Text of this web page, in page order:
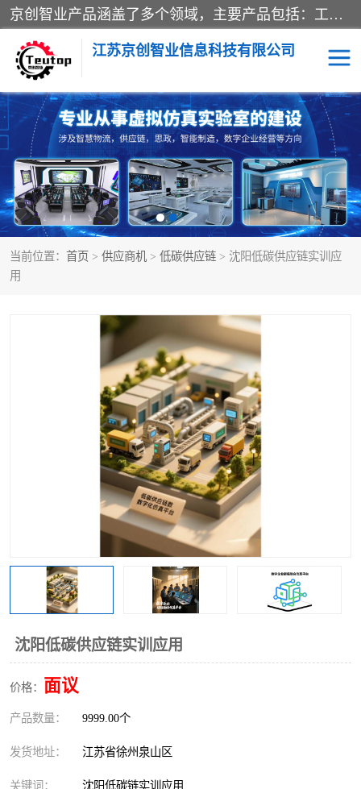
京创智业产品涵盖了多个领域，主要产品包括：工业4.0生产线解决方案，智慧物流综合实训室，教学设备与实验室建设，虚拟仿真实验室等。公司将秉持“创新、执着、诚信、共赢”的理念，以“将服务当作使命”为核心价值观，致力于为客户创造价值，与客户、合作伙伴和员工共同成长。
江苏京创智业信息科技有限公司
当前位置： 首页 > 供应商机 > 低碳供应链 > 沈阳低碳供应链实训应
用
沈阳低碳供应链实训应用
价格： 面议
产品数量： 9999.00个
发货地址： 江苏省徐州泉山区
关键词： 沈阳低碳链实训应用
VR物流实训 低碳供应链
生产系统仿真 冷链物流
供应链管理 思政
智慧零售实训 智能制造
物流数字孪生 数字企业经营
工业工程实训室